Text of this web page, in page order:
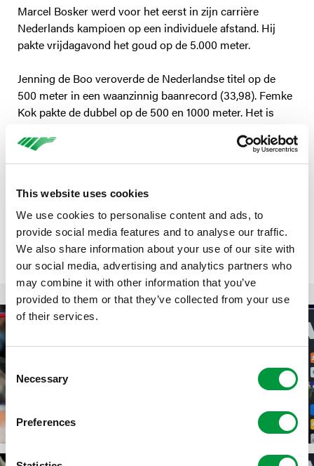
This website uses cookies
We use cookies to personalise content and ads, to
provide social media features and to analyse our traffic.
We also share information about your use of our site with
our social media, advertising and analytics partners who
may combine it with other information that you’ve
provided to them or that they’ve collected from your use
of their services.
Selection
Necessary
Preferences
Marcel Bosker werd voor het eerst in zijn carrière
Nederlands kampioen op een individuele afstand. Hij
pakte vrijdagavond het goud op de 5.000 meter.
Jenning de Boo veroverde de Nederlandse titel op de
500 meter in een waanzinnig baanrecord (33,98). Femke
Kok pakte de dubbel op de 500 en 1000 meter. Het is
Routinier Kjeld Nuis prolongeerde zijn titel in een
zinderende race op de 1500 meter.
Jorian ten Cate sloot het weekend in stijl af. De
talentvolle marathonschaatser werd Nederlands
kampioen op de Mass start.